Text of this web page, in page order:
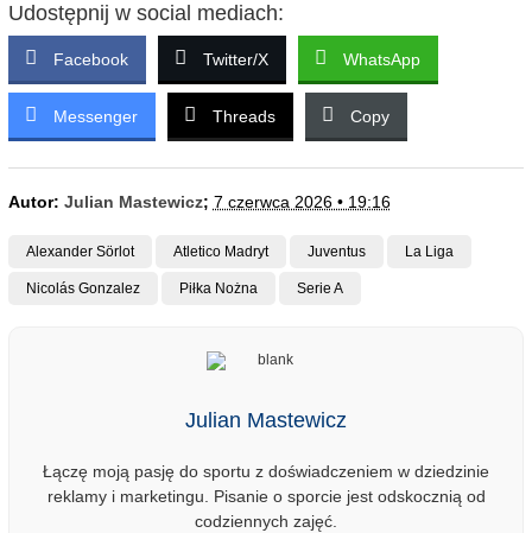
Udostępnij w social mediach:
Facebook Twitter/X WhatsApp
Messenger Threads Copy
Autor: Julian Mastewicz; 7 czerwca 2026 • 19:16
Alexander Sörlot Atletico Madryt Juventus La Liga
Nicolás Gonzalez Piłka Nożna Serie A
Julian Mastewicz
Łączę moją pasję do sportu z doświadczeniem w dziedzinie
reklamy i marketingu. Pisanie o sporcie jest odskocznią od
codziennych zajęć.